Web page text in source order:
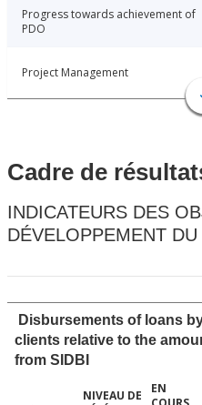
Progress towards achievement of
PDO
Project Management
Cadre de
INDICATEURS DES
DÉVELOPPEMENT
Disbursements of loans
clients relative to the
from SIDBI